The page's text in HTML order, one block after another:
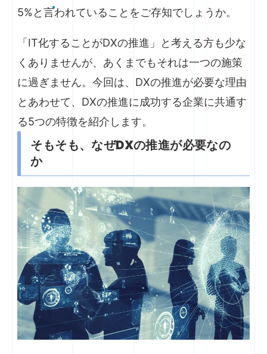
5%と言われていることをご存知でしょうか。
「IT化することがDXの推進」と考える方も少な
くありませんが、あくまでもそれは一つの施策
に過ぎません。今回は、DXの推進が必要な理由
とあわせて、DXの推進に成功する企業に共通す
る5つの特徴を紹介します。
そもそも、なぜDXの推進が必要なの
か